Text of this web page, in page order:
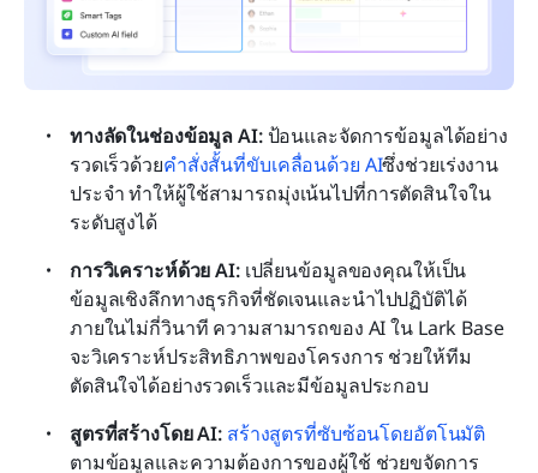
ทางลัดในช่องข้อมูล AI: ป้อนและจัดการข้อมูลได้อย่าง
รวดเร็วด้วยคำสั่งสั้นที่ขับเคลื่อนด้วย AIซึ่งช่วยเร่งงาน
ประจำ ทำให้ผู้ใช้สามารถมุ่งเน้นไปที่การตัดสินใจใน
ระดับสูงได้
การวิเคราะห์ด้วย AI: เปลี่ยนข้อมูลของคุณให้เป็น
ข้อมูลเชิงลึกทางธุรกิจที่ชัดเจนและนำไปปฏิบัติได้
ภายในไม่กี่วินาที ความสามารถของ AI ใน Lark Base
จะวิเคราะห์ประสิทธิภาพของโครงการ ช่วยให้ทีม
ตัดสินใจได้อย่างรวดเร็วและมีข้อมูลประกอบ
สูตรที่สร้างโดย AI: สร้างสูตรที่ซับซ้อนโดยอัตโนมัติ
ตามข้อมูลและความต้องการของผู้ใช้ ช่วยขจัดการ